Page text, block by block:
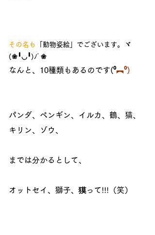
その名も
「動物姿絵」でございます。ヾ
(❀╹◡╹)ﾉﾞ❀
なんと、10種類もあるのです(⁰︻⁰)
パンダ、ペンギン、イルカ、鶴、猫、
キリン、ゾウ、
までは分かるとして、
オットセイ、獅子 、獏って!!!（笑）